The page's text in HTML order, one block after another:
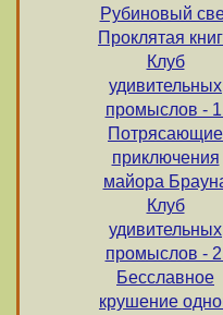
Рубиновый
Проклятая
Клуб
удивительных
промыслов -
Потрясающие
приключения
майора
Клуб
удивительных
промыслов -
Бесславное
крушение